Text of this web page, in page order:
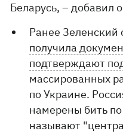
Беларусь, – добавил
Ранее Зеленский
получила
подтверждают
массированных
по Украине.
намерены бить
называют